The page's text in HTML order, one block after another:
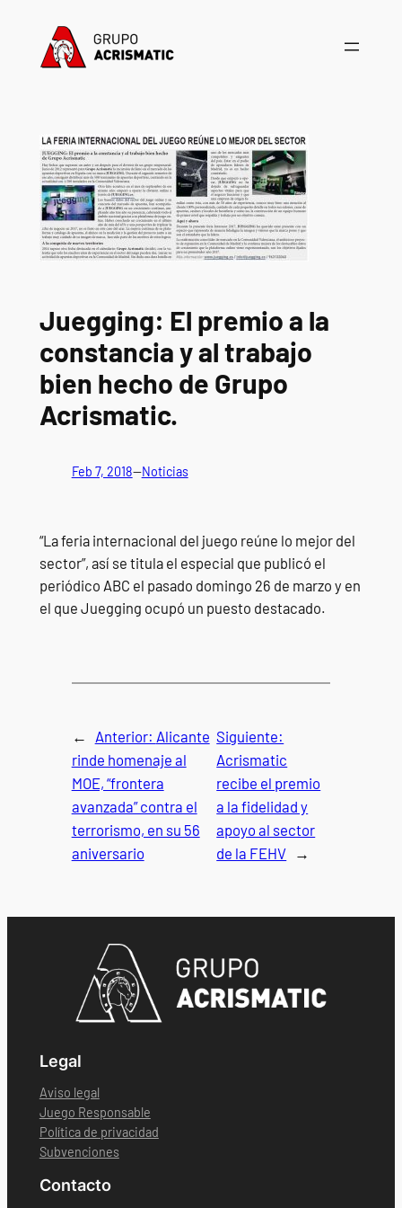
contenido
Juegging: El premio a la
constancia y al trabajo
bien hecho de Grupo
Acrismatic.
Feb 7, 2018—Noticias
“La feria internacional del juego reúne lo mejor del
sector”, así se titula el especial que publicó el
periódico ABC el pasado domingo 26 de marzo y en
el que Juegging ocupó un puesto destacado.
← Anterior: Alicante
rinde homenaje al
MOE, “frontera
avanzada” contra el
terrorismo, en su 56
aniversario
Siguiente:
Acrismatic
recibe el premio
a la fidelidad y
apoyo al sector
de la FEHV →
Legal
Aviso legal
Juego Responsable
Política de privacidad
Subvenciones
Contacto